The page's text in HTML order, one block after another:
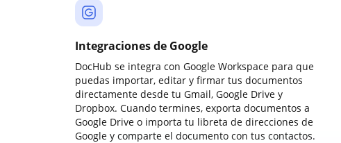
Integraciones de Google
DocHub se integra con Google Workspace para que
puedas importar, editar y firmar tus documentos
directamente desde tu Gmail, Google Drive y
Dropbox. Cuando termines, exporta documentos a
Google Drive o importa tu libreta de direcciones de
Google y comparte el documento con tus contactos.